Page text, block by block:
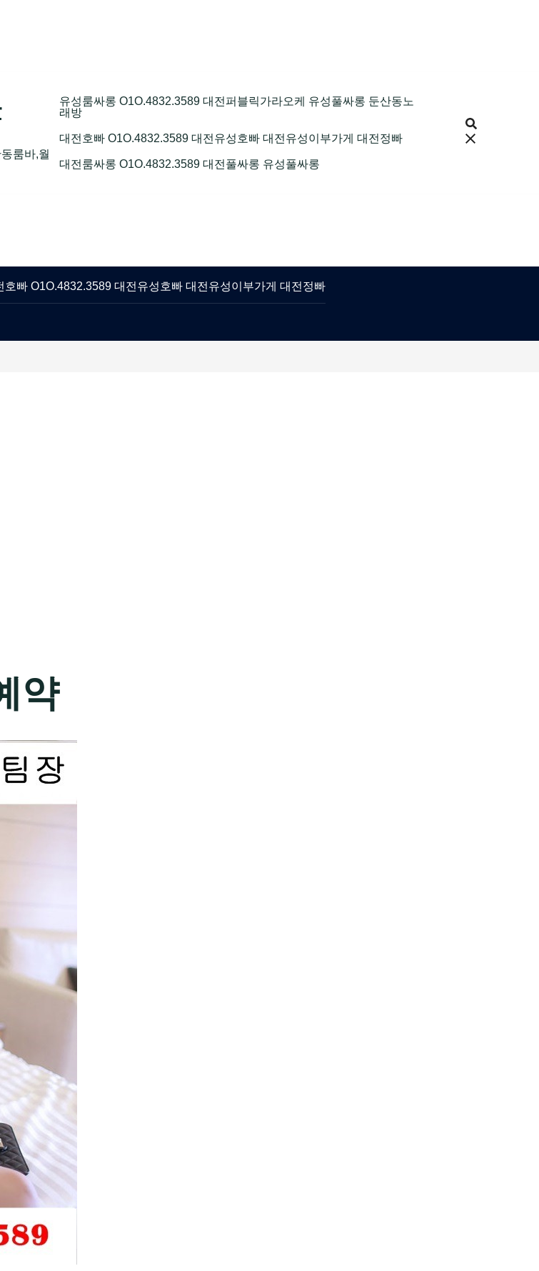
룸바,월
유성룸싸롱 O1O.4832.3589 대전퍼블릭가라오케 유성풀싸롱 둔산동노
래방
대전호빠 O1O.4832.3589 대전유성호빠 대전유성이부가게 대전정빠
대전룸싸롱 O1O.4832.3589 대전풀싸롱 유성풀싸롱
호빠 O1O.4832.3589 대전유성호빠 대전유성이부가게 대전정빠
약